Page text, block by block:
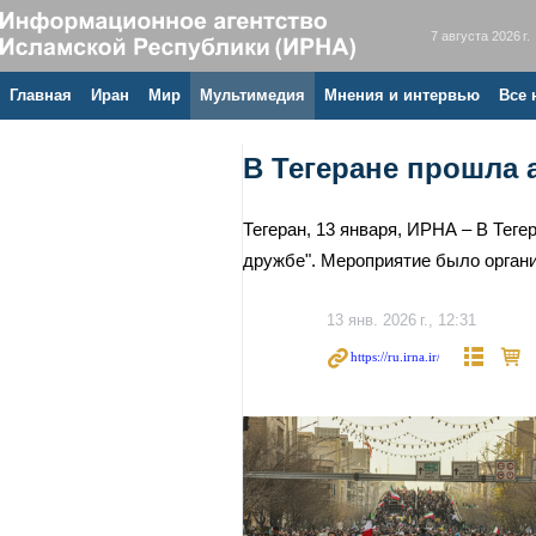
7 августа 2026 г.
Главная Иран Мир Мультимедия Мнения и интервью Все
В Тегеране прошла
Тегеран, 13 января, ИРНА – В
дружбе". Мероприятие было
13 янв. 2026 г., 12:31